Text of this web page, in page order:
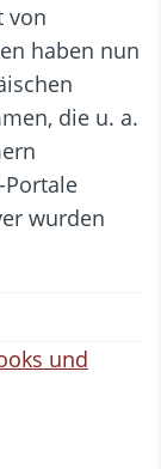
von
haben nun
die u. a.
wurden